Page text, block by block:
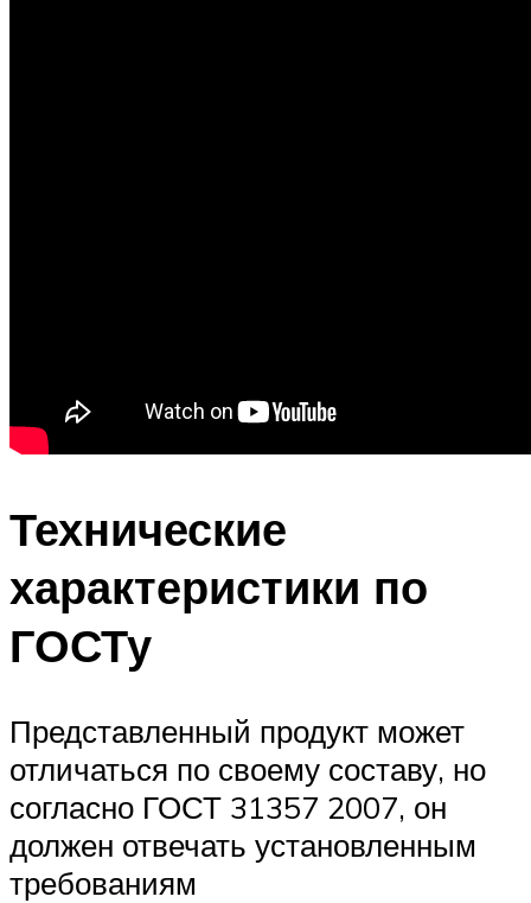
Технические
характеристики по
ГОСТу
Представленный продукт может
отличаться по своему составу, но
согласно ГОСТ 31357 2007, он
должен отвечать установленным
требованиям